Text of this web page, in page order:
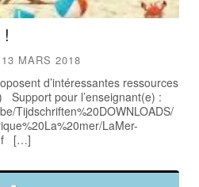
13 MARS 2018
d’intéressantes ressources
Support pour l’enseignant(e) :
Tijdschriften%20DOWNLOADS/
LaMer-
[…]